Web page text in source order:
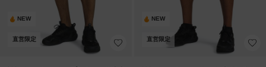
NEW
直営限定
NEW
直営限定